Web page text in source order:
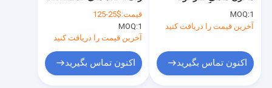
با ما تماس بگیرید
اخبار
قیمت:$25-125
MOQ:1
آخرین قیمت را دریافت کنید
اکنون تماس بگیرید
گرم سرد فشار
MOQ:1
آخرین قیمت را دریافت کنید
اکنون تماس بگیرید